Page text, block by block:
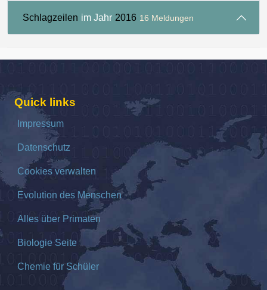
Schlagzeilen im Jahr 2016 16 Meldungen
Quick links
Impressum
Datenschutz
Cookies verwalten
Evolution des Menschen
Alles über Primaten
Biologie Seite
Chemie für Schüler